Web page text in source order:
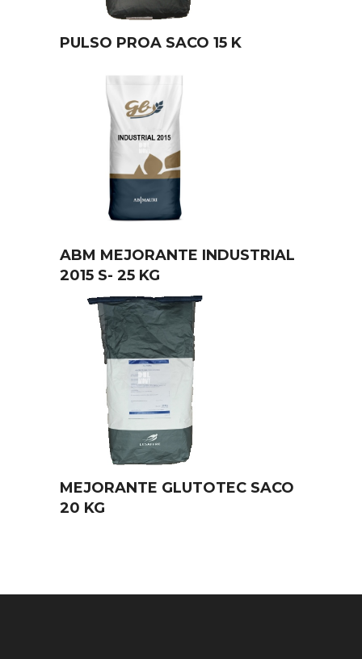
PULSO PROA SACO 15 K
ABM MEJORANTE INDUSTRIAL
2015 S- 25 KG
MEJORANTE GLUTOTEC SACO
20 KG